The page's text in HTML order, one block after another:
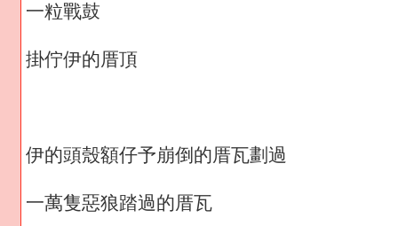
一粒戰鼓
掛佇伊的厝頂
伊的頭殼額仔予崩倒的厝瓦劃過
一萬隻惡狼踏過的厝瓦